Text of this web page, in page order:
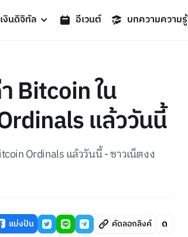
งินดิจิทัล อีเวนต์ บทความความรู้
Bitcoin ใน
แล้ววันนี้
Ordinals แล้ววันนี้ - ชาวเน็ตงง
แบ่งปัน คัดลอกลิงค์